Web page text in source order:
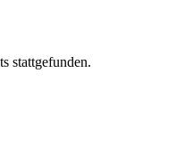
stattgefunden.